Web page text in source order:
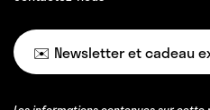
✉️ Newsletter et cadeau